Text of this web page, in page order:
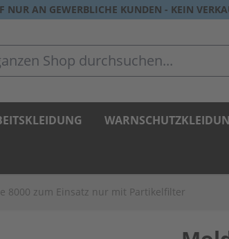
NUR AN GEWERBLICHE KUNDEN - KEIN
Shop durchsuchen...
8000 zum Einsatz nur mit Partikelfilter